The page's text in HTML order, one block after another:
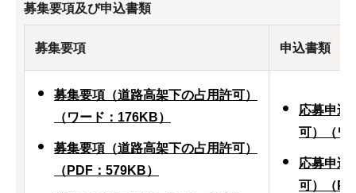
募集要項及び申込書類
募集要項 申込書類
募集要項（道路高架下の占用許可）
（ワード：176KB）
募集要項（道路高架下の占用許可）
（PDF：579KB）
応募申込
可）（ワ
応募申込
可）（